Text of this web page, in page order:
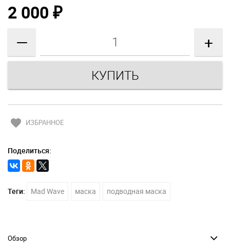
2 000 ₽
— +
favorite ИЗБРАННОЕ
Поделиться:
Теги: Mad Wave маска подводная маска
Обзор